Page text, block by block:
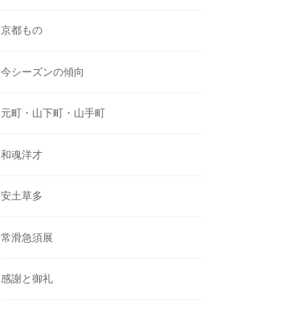
京都もの
今シーズンの傾向
元町・山下町・山手町
和魂洋才
安土草多
常滑急須展
感謝と御礼